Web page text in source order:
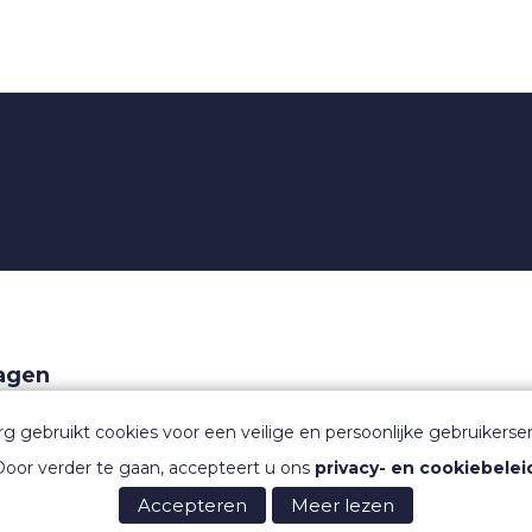
gebruikt cookies voor een veilige en persoonlijke
verder te gaan, accepteert u ons privacy- en
Accepteren Meer lezen